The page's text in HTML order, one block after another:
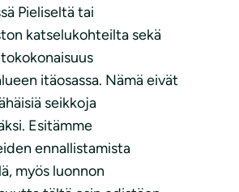
Pieliseltä tai
katselukohteilta sekä
itäosassa. Nämä eivät
seikkoja
Esitämme
ennallistamista
myös luonnon